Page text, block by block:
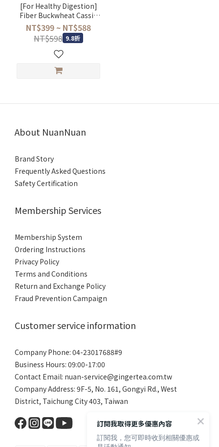
[For Healthy Digestion]
Fiber Buckwheat Cassia
Seed Tea (12 Packs)
NT$399 ~ NT$588
NT$598 9.8折
About NuanNuan
Brand Story
Frequently Asked Questions
Safety Certification
Membership Services
Membership System
Ordering Instructions
Privacy Policy
Terms and Conditions
Return and Exchange Policy
Fraud Prevention Campaign
Customer service information
Company Phone: 04-23017688#9
Business Hours: 09:00-17:00
Contact Email: nuan-service@gingertea.com.tw
Company Address: 9F-5, No. 161, Gongyi Rd., West
District, Taichung City 403, Taiwan
訂閱我取得更多優惠內容
訂閱我，您可即時收到相關優惠或